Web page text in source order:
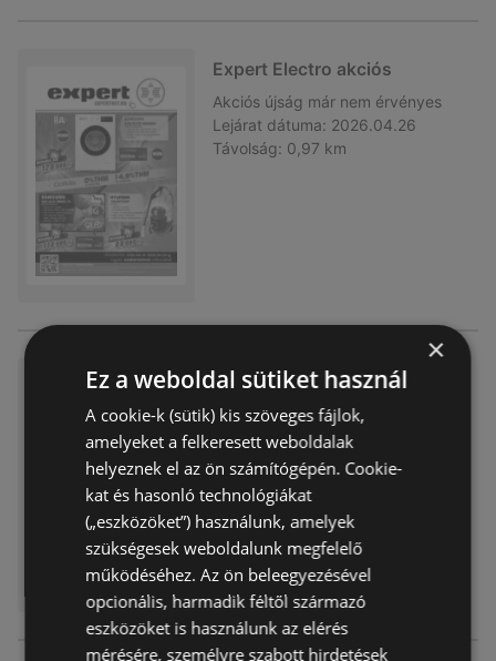
Expert Electro akciós
Akciós újság már nem érvényes
Lejárat dátuma: 2026.04.26
Távolság: 0,97 km
Expert Electro akciós
Akciós újság már nem érvényes
Lejárat dátuma: 2026.03.25
×
Ez a weboldal sütiket használ
A cookie-k (sütik) kis szöveges fájlok,
amelyeket a felkeresett weboldalak
helyeznek el az ön számítógépén. Cookie-
kat és hasonló technológiákat
(„eszközöket”) használunk, amelyek
szükségesek weboldalunk megfelelő
működéséhez. Az ön beleegyezésével
opcionális, harmadik féltől származó
eszközöket is használunk az elérés
mérésére, személyre szabott hirdetések